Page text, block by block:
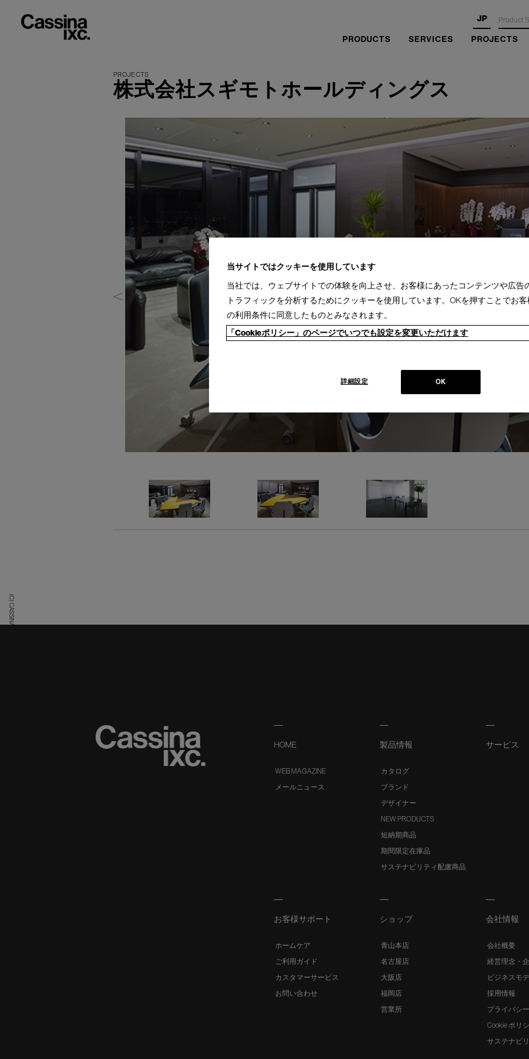
JP
PRODUCTS SERVICES PROJECTS
(C) CASSINA IXC. Ltd.
株式会社スギモトホールディングス
HOME
WEB MAGAZINE
メールニュース
製品情報
カタログ
ブランド
デザイナー
NEW PRODUCTS
短納期商品
期間限定在庫品
サステナビリティ配慮商品
サービス
お客様サポート
ホームケア
ご利用ガイド
カスタマーサービス
お問い合わせ
ショップ
青山本店
名古屋店
大阪店
福岡店
営業所
会社情報
会社概要
経営理念・
ビジネスモ
採用情報
プライバシ
Cookie ポリ
サステナビ
当サイトではクッキーを使用しています
当社では、ウェブサイトでの体験を向上させ、お客様にあったコンテンツや広告
トラフィックを分析するためにクッキーを使用しています。OKを押すことでお
の利用条件に同意したものとみなされます。
「Cookieポリシー」のページでいつでも設定を変更いただけます
OK
詳細設定